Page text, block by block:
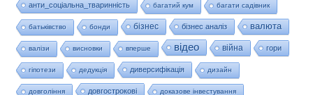
анти_соціальна_тваринність багатий кум багати садівник
батьківство бонди бізнес бізнес аналіз валюта
валізи висновки вперше відео війна гори
гіпотези дедукція диверсифікація дизайн
довгоління довгострокові доказове інвестування